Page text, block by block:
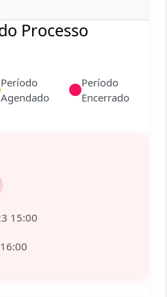
Processo
Período
Agendado
Período
Encerrado
15:00